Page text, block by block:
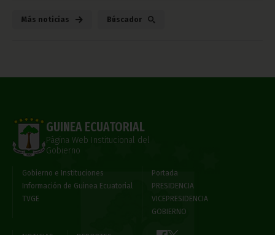
Más noticias Búscador
GUINEA ECUATORIAL
Página Web Institucional del
Gobierno
Gobierno e Instituciones
Información de Guinea Ecuatorial
TVGE
Portada
PRESIDENCIA
VICEPRESIDENCIA
GOBIERNO